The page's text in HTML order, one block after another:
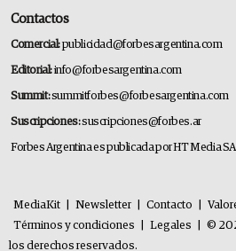
Contactos
Comercial:publicidad@forbesargentina.com
Editorial:info@forbesargentina.com
Summit:summitforbes@forbesargentina.com
Suscripciones:suscripciones@forbes.ar
Forbes Argentina es publicada por HT Media
MediaKit Newsletter Contacto
Términos y condiciones
Legales
©
los derechos reservados.